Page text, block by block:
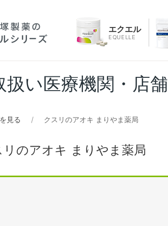
エクエル
EQUELLE
扱い医療機関・店舗
見る クスリのアオキ まりやま薬局
リのアオキ まりやま薬局